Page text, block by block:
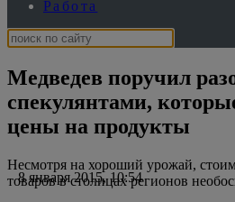
Работа
Медведев поручил
спекулянтами,
цены на продукты
8 января 2015, 10:54
Несмотря на хороший урожай,
товаров в столицах регионов